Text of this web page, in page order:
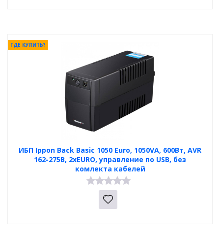
ИБП Ippon Back Basic 1050 Euro, 1050VA, 600Вт, AVR
162-275В, 2хEURO, управление по USB, без
комлекта кабелей
ГДЕ КУПИТЬ?